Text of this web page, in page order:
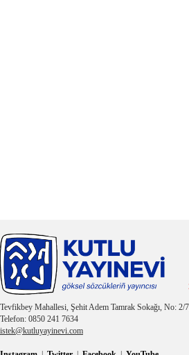
Tevfikbey Mahallesi, Şehit Adem Tamrak Sokağı, No:
Telefon: 0850 241 7634
istek@kutluyayinevi.com